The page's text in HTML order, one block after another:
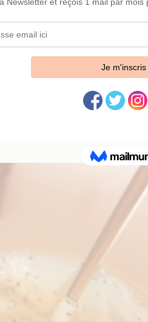
le dans un récipient. Ajoutez-
se conserve très bien une